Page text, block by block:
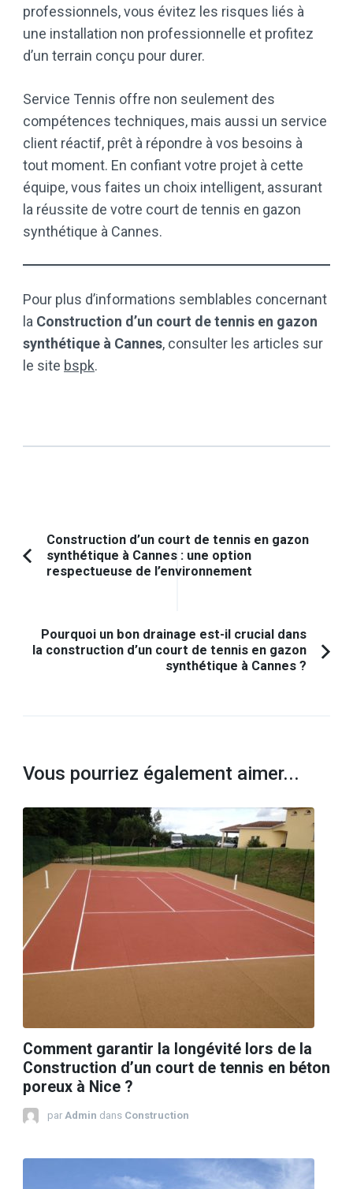
professionnels, vous évitez les risques liés à
une installation non professionnelle et profitez
d’un terrain conçu pour durer.
Service Tennis offre non seulement des
compétences techniques, mais aussi un service
client réactif, prêt à répondre à vos besoins à
tout moment. En confiant votre projet à cette
équipe, vous faites un choix intelligent, assurant
la réussite de votre court de tennis en gazon
synthétique à Cannes.
Pour plus d’informations semblables concernant
la Construction d’un court de tennis en gazon
synthétique à Cannes, consulter les articles sur
le site bspk.
Navigation
d'article
Article
Construction d’un court de tennis en gazon
synthétique à Cannes : une option
respectueuse de l’environnement
Pourquoi un bon drainage est-il crucial dans
la construction d’un court de tennis en gazon
synthétique à Cannes ?
Vous pourriez également aimer...
Comment garantir la longévité lors de la
Construction d’un court de tennis en béton
poreux à Nice ?
par Admin dans Construction